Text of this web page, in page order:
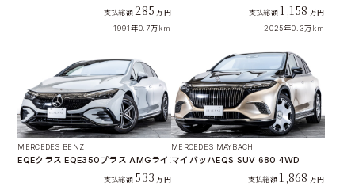
支払総額 285 万円
1991年0.7万km
支払総額 1,158 万円
2025年0.3万km
MERCEDES BENZ
EQEクラス EQE350プラス AMGラインパッケージ
支払総額 533 万円
MERCEDES MAYBACH
マイバッハEQS SUV 680 4WD
支払総額 1,868 万円